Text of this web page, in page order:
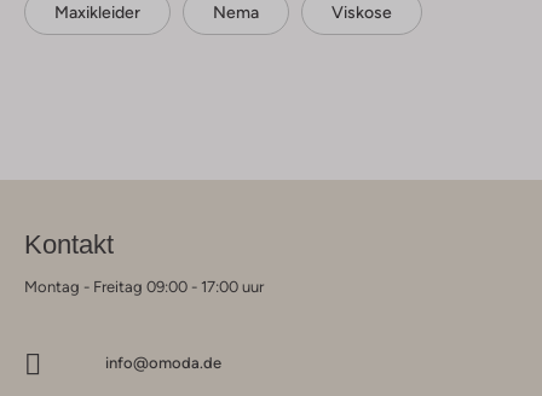
Maxikleider Nema Viskose
Kontakt
Montag - Freitag 09:00 - 17:00 uur
info@omoda.de